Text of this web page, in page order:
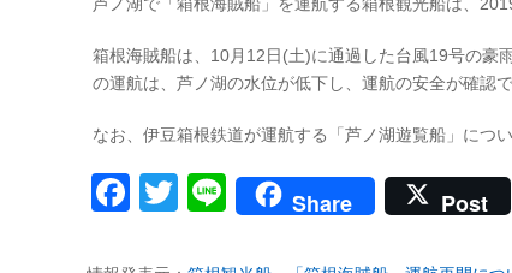
箱根海賊船は、10月12日(土)に通過した台風19号の豪
の運航は、芦ノ湖の水位が低下し、運航の安全が確認
なお、伊豆箱根鉄道が運航する「芦ノ湖遊覧船」につ
Facebook
Twitter
LineShare Post